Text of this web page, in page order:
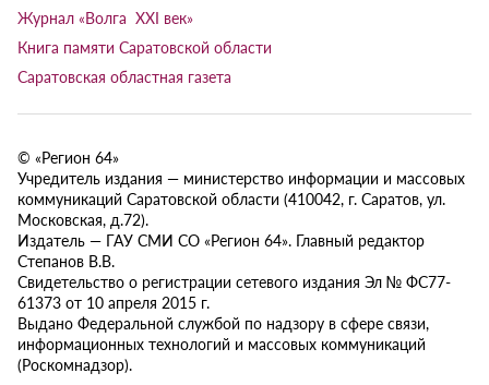
Журнал «Волга XXI век»
Книга памяти Саратовской области
Саратовская областная газета
© «Регион 64»
Учредитель издания — министерство информации и массовых
коммуникаций Саратовской области (410042, г. Саратов, ул.
Московская, д.72).
Издатель — ГАУ СМИ СО «Регион 64». Главный редактор
Степанов В.В.
Свидетельство о регистрации сетевого издания Эл № ФС77-
61373 от 10 апреля 2015 г.
Выдано Федеральной службой по надзору в сфере связи,
информационных технологий и массовых коммуникаций
(Роскомнадзор).